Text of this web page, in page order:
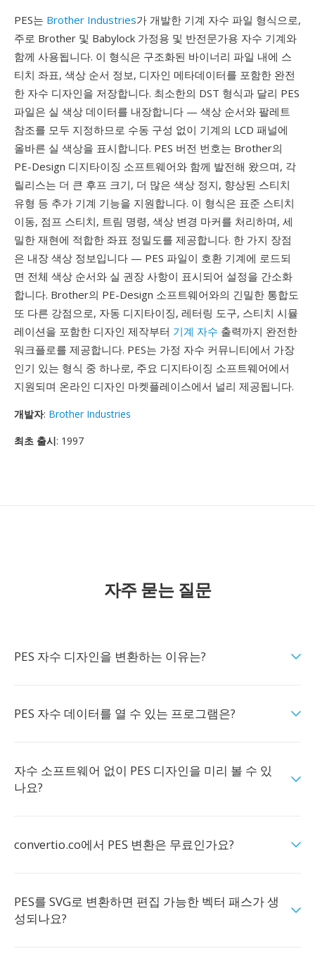
PES는 Brother Industries가 개발한 기계 자수 파일 형식으로,
주로 Brother 및 Babylock 가정용 및 반전문가용 자수 기계와
함께 사용됩니다. 이 형식은 구조화된 바이너리 파일 내에 스
티치 좌표, 색상 순서 정보, 디자인 메타데이터를 포함한 완전
한 자수 디자인을 저장합니다. 최소한의 DST 형식과 달리 PES
파일은 실 색상 데이터를 내장합니다 — 색상 순서와 팔레트
참조를 모두 지정하므로 수동 구성 없이 기계의 LCD 패널에
올바른 실 색상을 표시합니다. PES 버전 번호는 Brother의
PE-Design 디지타이징 소프트웨어와 함께 발전해 왔으며, 각
릴리스는 더 큰 후프 크기, 더 많은 색상 정지, 향상된 스티치
유형 등 추가 기계 기능을 지원합니다. 이 형식은 표준 스티치
이동, 점프 스티치, 트림 명령, 색상 변경 마커를 처리하며, 세
밀한 재현에 적합한 좌표 정밀도를 제공합니다. 한 가지 장점
은 내장 색상 정보입니다 — PES 파일이 호환 기계에 로드되
면 전체 색상 순서와 실 권장 사항이 표시되어 설정을 간소화
합니다. Brother의 PE-Design 소프트웨어와의 긴밀한 통합도
또 다른 강점으로, 자동 디지타이징, 레터링 도구, 스티치 시뮬
레이션을 포함한 디자인 제작부터 기계 자수 출력까지 완전한
워크플로를 제공합니다. PES는 가정 자수 커뮤니티에서 가장
인기 있는 형식 중 하나로, 주요 디지타이징 소프트웨어에서
지원되며 온라인 디자인 마켓플레이스에서 널리 제공됩니다.
개발자: Brother Industries
최초 출시: 1997
자주 묻는 질문
PES 자수 디자인을 변환하는 이유는?
PES 자수 데이터를 열 수 있는 프로그램은?
자수 소프트웨어 없이 PES 디자인을 미리 볼 수 있
나요?
convertio.co에서 PES 변환은 무료인가요?
PES를 SVG로 변환하면 편집 가능한 벡터 패스가 생
성되나요?